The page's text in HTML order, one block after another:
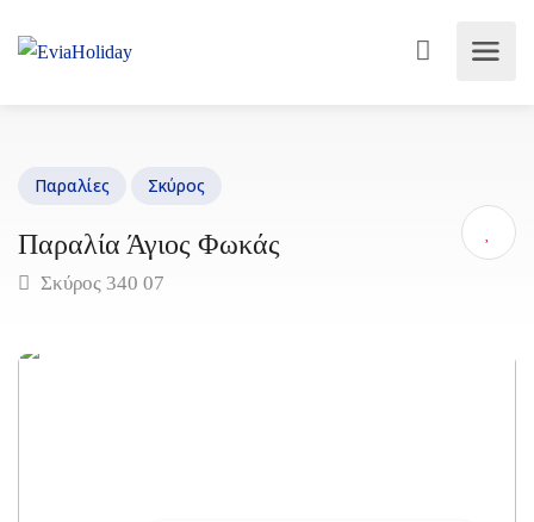
Παραλίες Σκύρος
Παραλία Άγιος Φωκάς
Σκύρος 340 07